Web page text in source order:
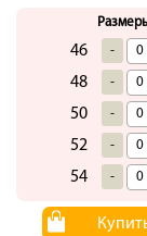
46 -
48 -
50 -
52 -
54 -